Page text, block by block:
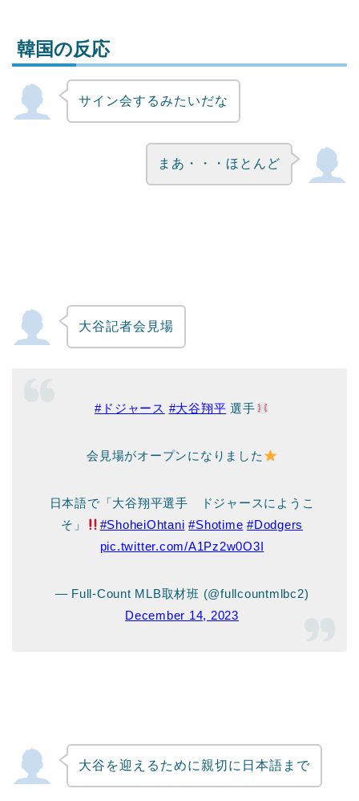
Powered by livedoor 相互RSS
韓国の反応
サイン会するみたいだな
まあ・・・ほとんど
大谷記者会見場
#ドジャース #大谷翔平 選手
会見場がオープンになりました
日本語で「大谷翔平選手 ドジャースにようこ
そ」
#ShoheiOhtani #Shotime #Dodgers
pic.twitter.com/A1Pz2w0O3I
— Full-Count MLB取材班 (@fullcountmlbc2)
December 14, 2023
大谷を迎えるために親切に日本語まで